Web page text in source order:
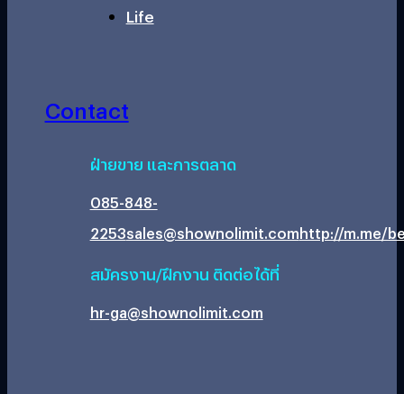
Life
Contact
ฝ่ายขาย และการตลาด
085-848-
2253sales@shownolimit.comhttp://m.me/
สมัครงาน/ฝึกงาน ติดต่อได้ที่
hr-ga@shownolimit.com